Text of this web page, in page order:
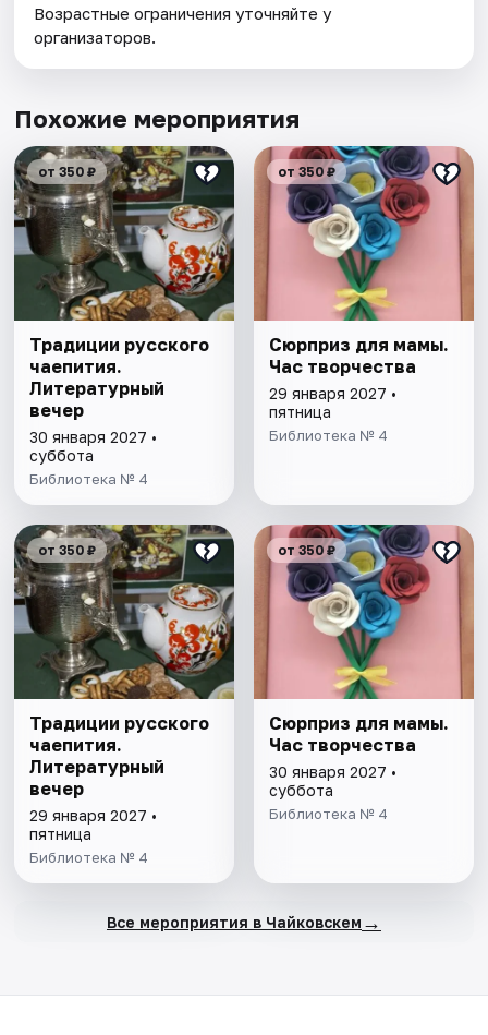
Возрастные ограничения уточняйте у
организаторов.
Похожие мероприятия
от 350 ₽
Традиции русского
чаепития.
Литературный
вечер
30 января 2027 •
суббота
Библиотека № 4
от 350 ₽
Сюрприз для мамы.
Час творчества
29 января 2027 •
пятница
Библиотека № 4
от 350 ₽
Традиции русского
чаепития.
Литературный
вечер
29 января 2027 •
пятница
Библиотека № 4
от 350 ₽
Сюрприз для мамы.
Час творчества
30 января 2027 •
суббота
Библиотека № 4
Все мероприятия в Чайковскем →